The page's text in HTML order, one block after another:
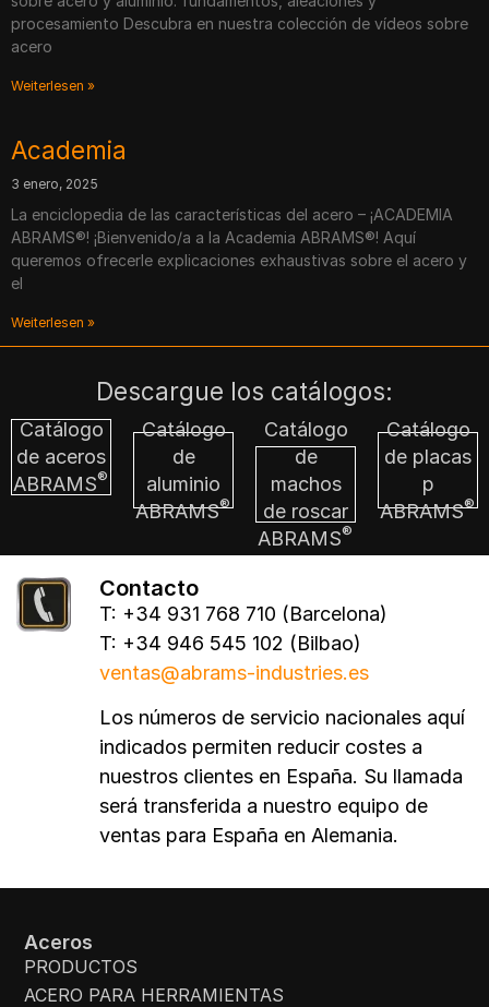
procesamiento Descubra en nuestra colección de vídeos sobre
acero
Weiterlesen »
Academia
3 enero, 2025
La enciclopedia de las características del acero – ¡ACADEMIA
ABRAMS®! ¡Bienvenido/a a la Academia ABRAMS®! Aquí
queremos ofrecerle explicaciones exhaustivas sobre el acero y
el
Weiterlesen »
Descargue los catálogos:
Catálogo
de aceros
ABRAMS®
Catálogo
de
aluminio
ABRAMS®
Catálogo
de
machos
de roscar
ABRAMS®
Catálogo
de placas
p
ABRAMS®
Contacto
T: +34 931 768 710 (Barcelona)
T: +34 946 545 102 (Bilbao)
ventas@abrams-industries.es
Los números de servicio nacionales aquí
indicados permiten reducir costes a
nuestros clientes en España. Su llamada
será transferida a nuestro equipo de
ventas para España en Alemania.
Aceros
PRODUCTOS
ACERO PARA HERRAMIENTAS